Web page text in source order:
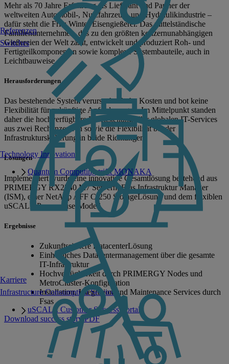
Switches
Infrastructure Consumption Services
uSCALE Customer Success Portal
Technology Innovation
Quantum Computing trifft MONAKA
Referenzen
Karriere
Mehr als 70 Jahre Erfahrung als Lieferant und Partner der
weltweiten Automobil-, Nutzfahrzeug- und Hydraulikindustrie –
dafür steht die Fritz Winter Eisengießerei. Das mittelständische
Familienunternehmen, das zu den größten konzernunabhängigen
Gießereien der Welt zählt, entwickelt und produziert Roh- und
Fertigteilkomponenten sowie komplexe Systembauteile, auch in
Leichtbauweise.
Herausforderungen
Das bestehende System verursachte hohe Kosten und bot keine
Flexibilität für zukünftige Anforderungen. Im Mittelpunkt standen
daher die hochverfügbare Bereitstellung aller globalen IT-Services
aus zwei Rechenzentren sowie die Flexibilität bei der
Infrastrukturskalierung in beide Richtungen.
Lösungen
Implementiert wurde eine innovative Gesamtlösung bestehend aus
PRIMERGY RX2540 M7 Servern, Fsas Infrastruktur Manager
(ISM), einer NetApp AFF C-250 StorageLösung und dem flexiblen
uSCALE Pay-per-use-Modell.
Ergebnisse
Zukunftssichere DatacenterLösung
Einheitliches Datacentermanagement über die gesamte
IT-Infrastruktur
Hochverfügbarkeit durch PRIMERGY Nodes und
MetroCluster-Konfiguration
Installation, Integration und Maintenance Services durch
Fsas
Download success story PDF